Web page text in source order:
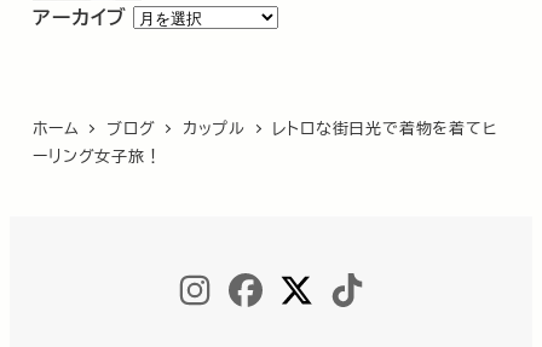
アーカイブ ア
ブ
ホーム ブログ カップル
レトロな街日光で着物を着てヒ
ーリング女子旅！
INSTAGRAM
FACEBOOK
TWITTER